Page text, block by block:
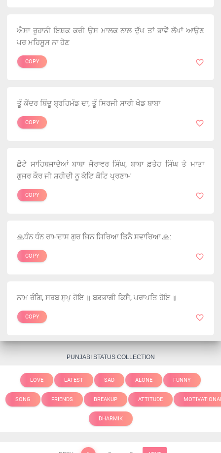
ਐਸਾ ਰੂਹਾਨੀ ਇਸ਼ਕ ਕਰੀ ਉਸ ਮਾਲਕ ਨਾਲ ਦੁੱਖ ਤਾਂ ਭਾਵੇਂ ਲੱਖਾਂ ਆਉਣ
ਪਰ ਮਹਿਸੂਸ ਨਾ ਹੋਣ
COPY
ਤੂੰ ਕੇਂਦਰ ਬਿੰਦੂ ਬ੍ਰਹਿਮੰਡ ਦਾ, ਤੂੰ ਸਿਰਜੀ ਸਾਰੀ ਖੇਡ ਬਾਬਾ
COPY
ਛੋਟੇ ਸਾਹਿਬਜਾਦੇਆਂ ਬਾਬਾ ਜੋਰਾਵਰ ਸਿੰਘ, ਬਾਬਾ ਫ਼ਤੇਹ ਸਿੰਘ ਤੇ ਮਾਤਾ
ਗੁਜਰ ਕੌਰ ਜੀ ਸ਼ਹੀਦੀ ਨੂ ਕੋਟਿ ਕੋਟਿ ਪ੍ਰਣਾਮ
COPY
🙏ਧੰਨ ਧੰਨ ਰਾਮਦਾਸ ਗੁਰ ਜਿਨ ਸਿਰਿਆ ਤਿਨੈ ਸਵਾਰਿਆ 🙏:
COPY
ਨਾਮ ਰੰਗਿ, ਸਰਬ ਸੁਖੁ ਹੋਇ ॥ ਬਡਭਾਗੀ ਕਿਸੈ, ਪਰਾਪਤਿ ਹੋਇ ॥
COPY
PUNJABI STATUS COLLECTION
LOVE LATEST SAD ALONE FUNNY
SONG FRIENDS BREAKUP ATTITUDE
DHARMIK